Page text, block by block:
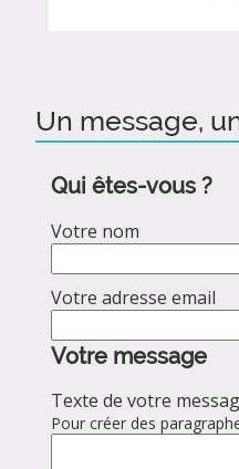
Un message,
Qui êtes-vous ?
Votre nom
Votre adresse email
Votre message
Texte de votre
Pour créer des